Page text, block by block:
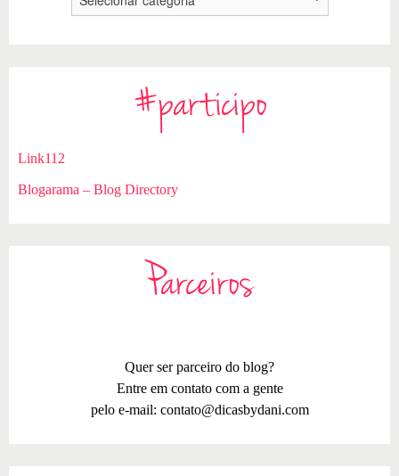
#participo
Link112
Blogarama – Blog Directory
Parceiros
Quer ser parceiro do blog?
Entre em contato com a gente
pelo e-mail: contato@dicasbydani.com